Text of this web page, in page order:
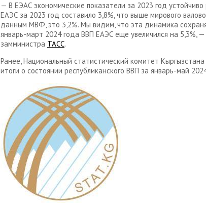
— В ЕЭАС экономические показатели за 2023 год устойчиво
ЕАЭС за 2023 год составило 3,8%, что выше мирового
данным МВФ, это 3,2%. Мы видим, что эта динамика
январь-март 2024 года ВВП ЕАЭС еще увеличился на 5,3%,
замминистра ТАСС.
Ранее, Национальный статистический комитет
итоги о состоянии республиканского ВВП за январь-май